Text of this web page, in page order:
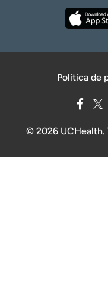
Política de
© 2026 UCHealth.